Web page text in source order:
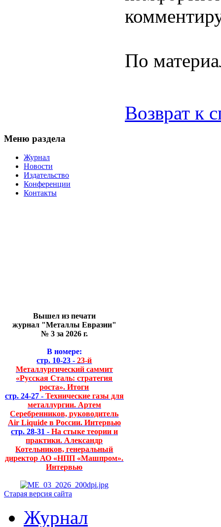
По
Возврат к
Меню раздела
Журнал
Новости
Издательство
Конференции
Контакты
Вышел из печати
журнал "Металлы Евразии"
№ 3 за 2026 г.
В номере:
стр. 10-23 - 23-й
Металлургический саммит
«Русская Сталь: стратегия
роста». Итоги
стр. 24-27 - Технические газы для
металлургии. Артем
Серебренников, руководитель
Air Liquide в России. Интервью
стр. 28-31 - На стыке теории и
практики. Александр
Котельников, генеральный
директор АО «НПП «Машпром».
Интервью
Старая версия сайта
Журнал